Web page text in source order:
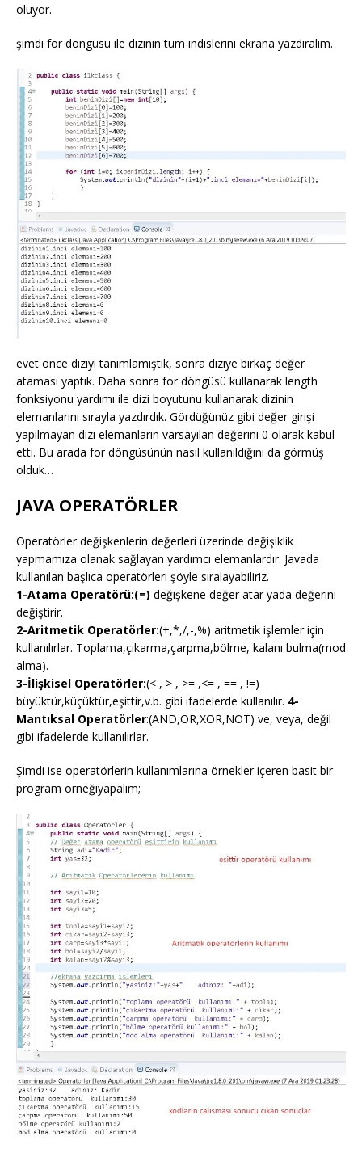
oluyor.
şimdi for döngüsü ile dizinin tüm indislerini ekrana yazdıralım.
evet önce diziyi tanımlamıştık, sonra diziye birkaç değer
ataması yaptık. Daha sonra for döngüsü kullanarak length
fonksiyonu yardımı ile dizi boyutunu kullanarak dizinin
elemanlarını sırayla yazdırdık. Gördüğünüz gibi değer girişi
yapılmayan dizi elemanların varsayılan değerini 0 olarak kabul
etti. Bu arada for döngüsünün nasıl kullanıldığını da görmüş
olduk…
JAVA OPERATÖRLER
Operatörler değişkenlerin değerleri üzerinde değişiklik
yapmamıza olanak sağlayan yardımcı elemanlardır. Javada
kullanılan başlıca operatörleri şöyle sıralayabiliriz.
1-Atama Operatörü:(=) değişkene değer atar yada değerini
değiştirir.
2-Aritmetik Operatörler:(+,*,/,-,%) aritmetik işlemler için
kullanılırlar. Toplama,çıkarma,çarpma,bölme, kalanı bulma(mod
alma).
3-İlişkisel Operatörler:(< , > , >= ,<= , == , !=)
büyüktür,küçüktür,eşittir,v.b. gibi ifadelerde kullanılır. 4-
Mantıksal Operatörler:(AND,OR,XOR,NOT) ve, veya, değil
gibi ifadelerde kullanılırlar.
Şimdi ise operatörlerin kullanımlarına örnekler içeren basit bir
program örneğiyapalım;